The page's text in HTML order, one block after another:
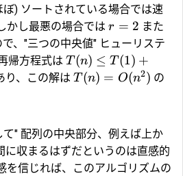
) ソートされている場合では速
かし最悪の場合では r = 2 また
で、"三つの中央値" ヒューリステ
帰方程式は T (n) ≤ T(1) +
り、この解はT(n) = O(n2) の
" 配列の中央部分、例えば上か
に収まるはずだというのは直感的
を信じれば、このアルゴリズムの